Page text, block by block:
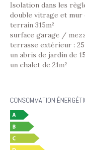
Isolation dans les
double vitrage et mur
terrain 315m²
surface garage /
terrasse extérieur :
un abris de jardin de
un chalet de 21m²
CONSOMMATION